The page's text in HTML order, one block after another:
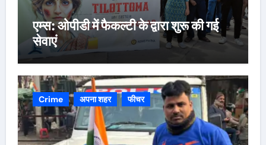
एम्स: ओपीडी में फैकल्टी के द्वारा शुरू की गई
सेवाएं
Crime अपना शहर फीचर